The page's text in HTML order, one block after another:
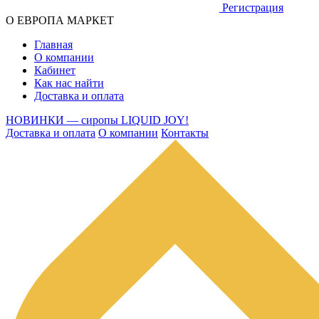
Регистрация
О ЕВРОПА МАРКЕТ
Главная
О компании
Кабинет
Как нас найти
Доставка и оплата
НОВИНКИ — сиропы LIQUID JOY!
Доставка и оплата О компании Контакты